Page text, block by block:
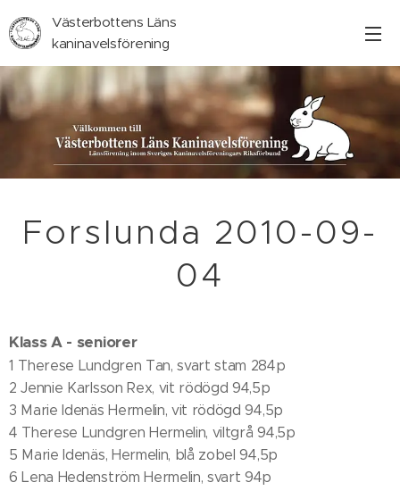
Västerbottens Läns
kaninavelsförening
Forslunda 2010-09-
04
Klass A - seniorer
1 Therese Lundgren Tan, svart stam 284p
2 Jennie Karlsson Rex, vit rödögd 94,5p
3 Marie Idenäs Hermelin, vit rödögd 94,5p
4 Therese Lundgren Hermelin, viltgrå 94,5p
5 Marie Idenäs, Hermelin, blå zobel 94,5p
6 Lena Hedenström Hermelin, svart 94p